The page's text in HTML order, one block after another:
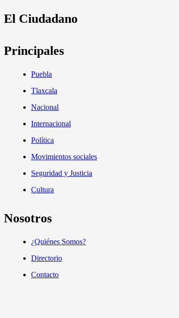
El Ciudadano
Principales
Puebla
Tlaxcala
Nacional
Internacional
Política
Movimientos sociales
Seguridad y Justicia
Cultura
Nosotros
¿Quiénes Somos?
Directorio
Contacto